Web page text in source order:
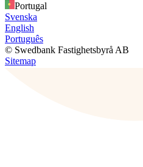
Portugal
Svenska
English
Português
© Swedbank Fastighetsbyrå AB
Sitemap